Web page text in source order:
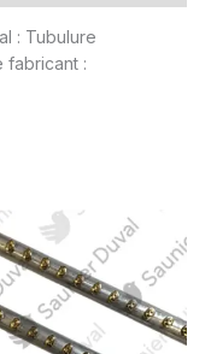
: Tubulure
fabricant :